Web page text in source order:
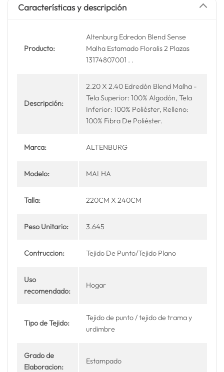
Características y descripción
Producto:
Altenburg Edredon Blend Sense
Malha Estamado Floralis 2 Plazas
13174807001 . .
Descripción:
2.20 X 2.40 Edredón Blend Malha -
Tela Superior: 100% Algodón, Tela
Inferior: 100% Poliéster, Relleno:
100% Fibra De Poliéster.
Marca: ALTENBURG
Modelo: MALHA
Talla: 220CM X 240CM
Peso Unitario: 3.645
Contruccion: Tejido De Punto/Tejido Plano
Uso
recomendado:
Hogar
Tipo de Tejido:
Tejido de punto / tejido de trama y
urdimbre
Grado de
Elaboracion:
Estampado